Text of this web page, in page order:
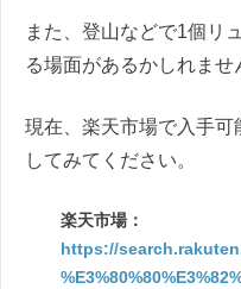
また、登山などで1個リ
る場面があるかしれませ
現在、楽天市場で入手可
してみてください。
楽天市場：
https://